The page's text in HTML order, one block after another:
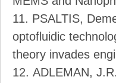
PSALTIS,
optofluidic
theory invades
ADLEMAN,